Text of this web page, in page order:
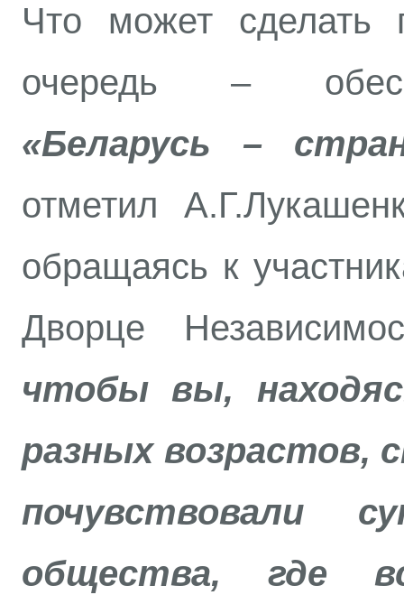
Что может сделать
очередь –
«Беларусь –
отметил
обращаясь к
Дворце
чтобы вы,
разных возрастов,
почувствовали
общества, где